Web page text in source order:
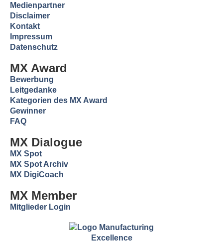
Medienpartner
Disclaimer
Kontakt
Impressum
Datenschutz
MX Award
Bewerbung
Leitgedanke
Kategorien des MX Award
Gewinner
FAQ
MX Dialogue
MX Spot
MX Spot Archiv
MX DigiCoach
MX Member
Mitglieder Login